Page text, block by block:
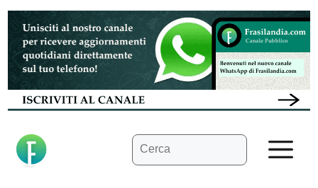
Vai
contenuto
Ricerca
per: